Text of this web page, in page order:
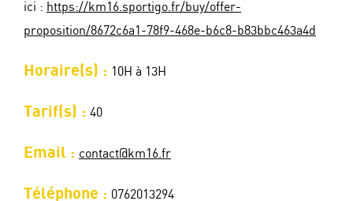
ici : https://km16.sportigo.fr/buy/offer-
proposition/8672c6a1-78f9-468e-b6c8-b83bbc463a4d
Horaire(s) : 10H à 13H
Tarif(s) : 40
Email : contact@km16.fr
Téléphone : 0762013294